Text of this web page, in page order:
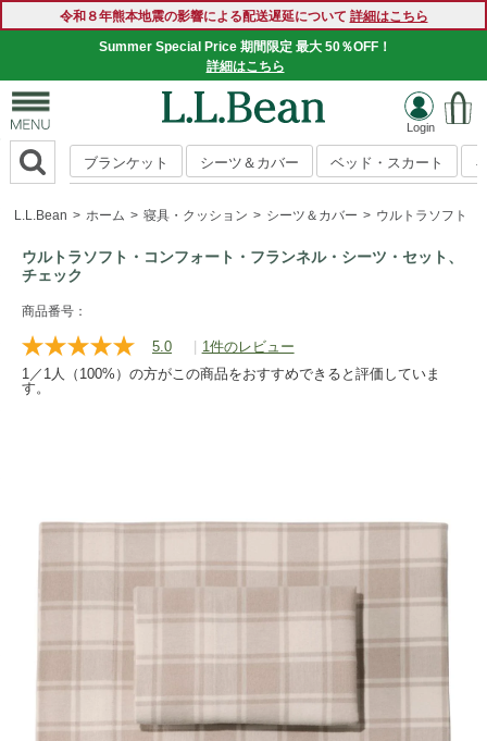
令和８年熊本地震の影響による配送遅延について 詳細はこちら
Summer Special Price 期間限定 最大 50％OFF！
詳細はこちら
ブランケット シーツ＆カバー ベッド・スカート
L.L.Bean ホーム 寝具・クッション シーツ＆カバー ウルトラソフト・
ウルトラソフト・コンフォート・フランネル・シーツ・セット、
チェック
https://www.llbean.co.jp/homegoods/bedding/sheets/g/
商品番号：
5.0
レ
ビ
ー
の
ク。
| 1件のレビュー
1／1人（100%）の方がこの商品をおすすめできると評価していま
す。